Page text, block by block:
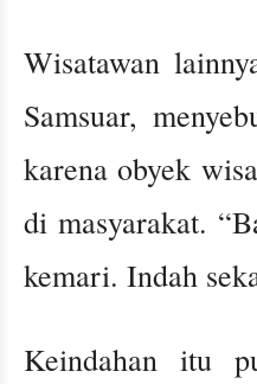
Wisatawan
Samsuar,
karena obyek
di masyarakat.
kemari. Indah
Keindahan itu